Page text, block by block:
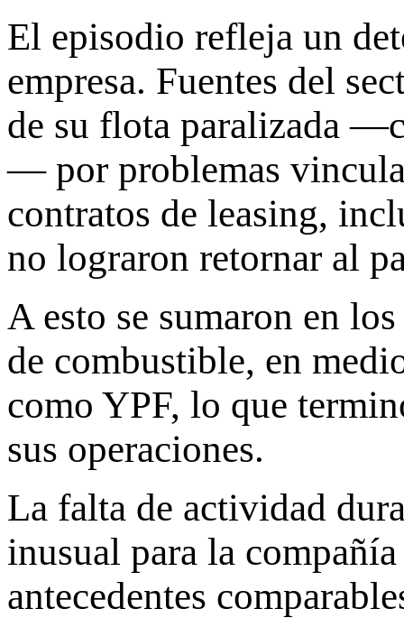
El episodio refleja un
empresa. Fuentes del
de su flota paralizada
— por problemas
contratos de leasing,
no lograron retornar al
A esto se sumaron en
de combustible, en
como YPF, lo que
sus operaciones.
La falta de actividad
inusual para la
antecedentes